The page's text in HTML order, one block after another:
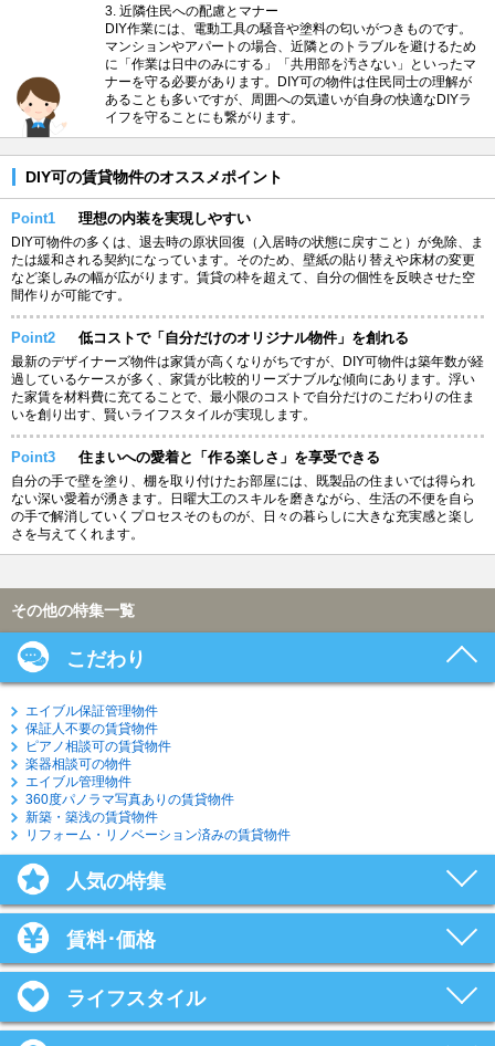
3. 近隣住民への配慮とマナー
DIY作業には、電動工具の騒音や塗料の匂いがつきものです。
マンションやアパートの場合、近隣とのトラブルを避けるため
に「作業は日中のみにする」「共用部を汚さない」といったマ
ナーを守る必要があります。DIY可の物件は住民同士の理解が
あることも多いですが、周囲への気遣いが自身の快適なDIYラ
イフを守ることにも繋がります。
DIY可の賃貸物件のオススメポイント
Point1 理想の内装を実現しやすい
DIY可物件の多くは、退去時の原状回復（入居時の状態に戻すこと）が免除、ま
たは緩和される契約になっています。そのため、壁紙の貼り替えや床材の変更
など楽しみの幅が広がります。賃貸の枠を超えて、自分の個性を反映させた空
間作りが可能です。
Point2 低コストで「自分だけのオリジナル物件」を創れる
最新のデザイナーズ物件は家賃が高くなりがちですが、DIY可物件は築年数が経
過しているケースが多く、家賃が比較的リーズナブルな傾向にあります。浮い
た家賃を材料費に充てることで、最小限のコストで自分だけのこだわりの住ま
いを創り出す、賢いライフスタイルが実現します。
Point3 住まいへの愛着と「作る楽しさ」を享受できる
自分の手で壁を塗り、棚を取り付けたお部屋には、既製品の住まいでは得られ
ない深い愛着が湧きます。日曜大工のスキルを磨きながら、生活の不便を自ら
の手で解消していくプロセスそのものが、日々の暮らしに大きな充実感と楽し
さを与えてくれます。
その他の特集一覧
こだわり
エイブル保証管理物件
保証人不要の賃貸物件
ピアノ相談可の賃貸物件
楽器相談可の物件
エイブル管理物件
360度パノラマ写真ありの賃貸物件
新築・築浅の賃貸物件
リフォーム・リノベーション済みの賃貸物件
人気の特集
賃料･価格
ライフスタイル